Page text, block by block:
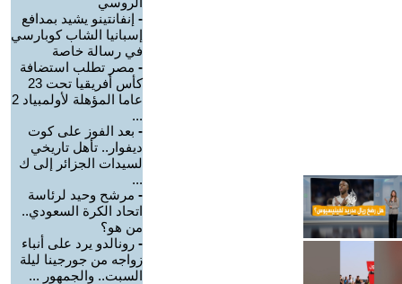
- إنفانتينو يشيد بمدافع
إسبانيا الشاب كوبارسي
في رسالة خاصة
- مصر تطلب استضافة
كأس أفريقيا تحت 23
عاما المؤهلة لأولمبياد 2
...
- بعد الفوز على كوت
ديفوار.. تأهل تاريخي
لسيدات الجزائر إلى ك
...
- مرشح وحيد لرئاسة
اتحاد الكرة السعودي..
من هو؟
- رونالدو يرد على أنباء
زواجه من جورجينا ليلة
السبت.. والجمهور ...